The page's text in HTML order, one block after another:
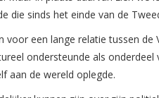
die sinds het einde van de
voor een lange relatie tussen
ondersteunde als onderdeel
aan de wereld oplegde.